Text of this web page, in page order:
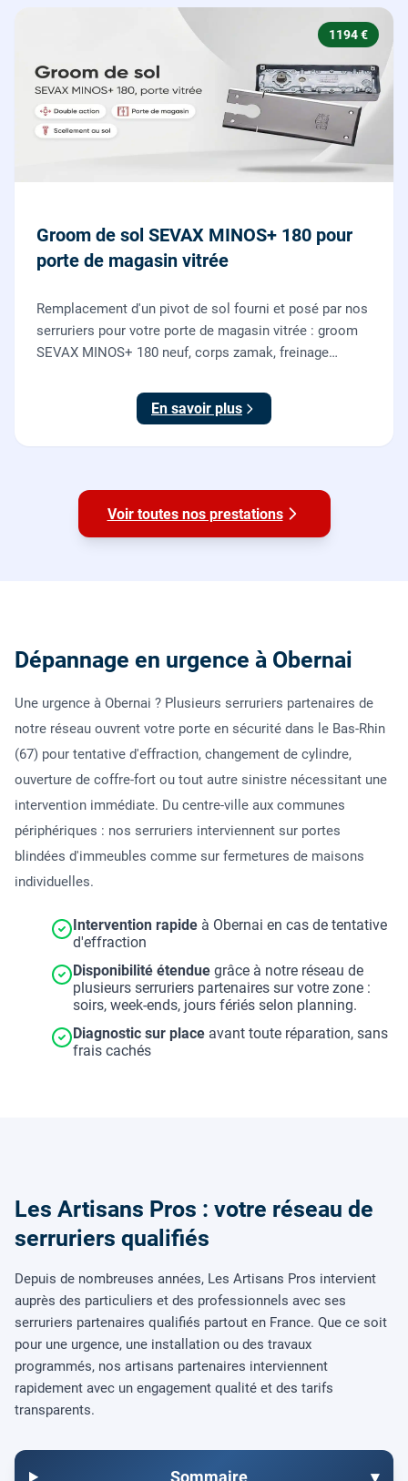
1194 €
Groom de sol SEVAX MINOS+ 180 pour
porte de magasin vitrée
Remplacement d'un pivot de sol fourni et posé par nos
serruriers pour votre porte de magasin vitrée : groom
SEVAX MINOS+ 180 neuf, corps zamak, freinage
sol, réglage et essais. 995 euros HT (1194 TTC).
En savoir plus
Voir toutes nos prestations
Dépannage en urgence à Obernai
Une urgence à Obernai ? Plusieurs serruriers partenaires de
notre réseau ouvrent votre porte en sécurité dans le Bas-Rhin
(67) pour tentative d'effraction, changement de cylindre,
ouverture de coffre-fort ou tout autre sinistre nécessitant une
intervention immédiate. Du centre-ville aux communes
périphériques : nos serruriers interviennent sur portes
blindées d'immeubles comme sur fermetures de maisons
individuelles.
Intervention rapide à Obernai en cas de tentative
d'effraction
Disponibilité étendue grâce à notre réseau de
plusieurs serruriers partenaires sur votre zone :
soirs, week-ends, jours fériés selon planning.
Diagnostic sur place avant toute réparation, sans
frais cachés
Les Artisans Pros : votre réseau de
serruriers qualifiés
Depuis de nombreuses années, Les Artisans Pros intervient
auprès des particuliers et des professionnels avec ses
serruriers partenaires qualifiés partout en France. Que ce soit
pour une urgence, une installation ou des travaux
programmés, nos artisans partenaires interviennent
rapidement avec un engagement qualité et des tarifs
transparents.
Sommaire ▾